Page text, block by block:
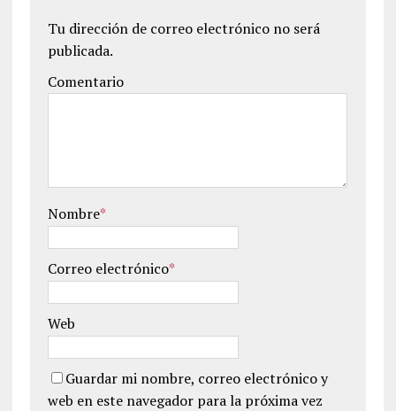
Tu dirección de correo electrónico no será
publicada.
Comentario
Nombre*
Correo electrónico*
Web
Guardar mi nombre, correo electrónico y
web en este navegador para la próxima vez